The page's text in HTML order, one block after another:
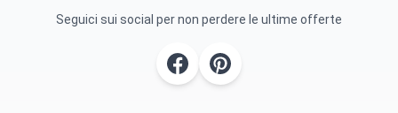
Seguici sui social per non perdere le ultime offerte